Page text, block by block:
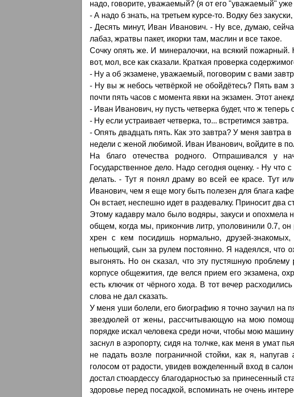
надо, говорите, уважаемый? (я от его "уважаемый" уже
- А надо б знать, на третьем курсе-то. Водку без
- Десять минут, Иван Иванович. - Ну все, думаю,
лабаз, жратвы пакет, икорки там, маслин и все такое.
Сочку опять же. И минералочки, на всякий
вот, мол, все как сказали. Краткая проверка
- Ну а об экзамене, уважаемый, поговорим с вами
- Ну вы ж небось четвёркой не обойдётесь? Пять вам
почти пять часов с момента явки на экзамен. Этот
- Иван Иванович, ну пусть четверка будет, что ж теперь
- Ну если устраивает четверка, то... встретимся завтра.
- Опять двадцать пять. Как это завтра? У меня завтра
недели с женой любимой. Иван Иванович, войдите в
На благо отечества родного. Отпрашивался у
Государственное дело. Надо сегодня оценку. - Ну что
делать. - Тут я понял драму во всей ее красе. Тут
Иванович, чем я еще могу быть полезен для блага
Он встает, неспешно идет в раздевалку. Приносит
Этому кадавру мало было водяры, закуси и
общем, когда мы, прикончив литр, уполовинили 0.7,
xpен с кем посидишь нормально, друзей-знакомых,
непьющий, сын за рулем постоянно. Я надеялся, что
выгонять. Но он сказал, что эту пустяшную
корпусе общежития, где велся прием его экзамена,
есть ключик от чёрного хода. В тот вечер
слова не дал сказать.
У меня уши болели, его биографию я точно заучил на
звездюлей от жены, рассчитывающую на мою
порядке искал человека среди ночи, чтобы мою машину
заснул в аэропорту, сидя на толчке, как меня в умат
не падать возле пограничной стойки, как я,
голосом от радости, увидев вожделенный вход в
достал стюардессу благодарностью за принесенный
здоровье перед посадкой, вспоминать не очень